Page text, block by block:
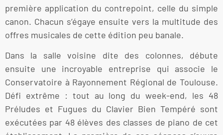
première application du contrepoint, celle du simple
canon. Chacun s’égaye ensuite vers la multitude des
offres musicales de cette édition peu banale.
Dans la salle voisine dite des colonnes, débute
ensuite une incroyable entreprise qui associe le
Conservatoire à Rayonnement Régional de Toulouse.
Défi extrême : tout au long du week-end, les 48
Préludes et Fugues du Clavier Bien Tempéré sont
exécutées par 48 élèves des classes de piano de cet